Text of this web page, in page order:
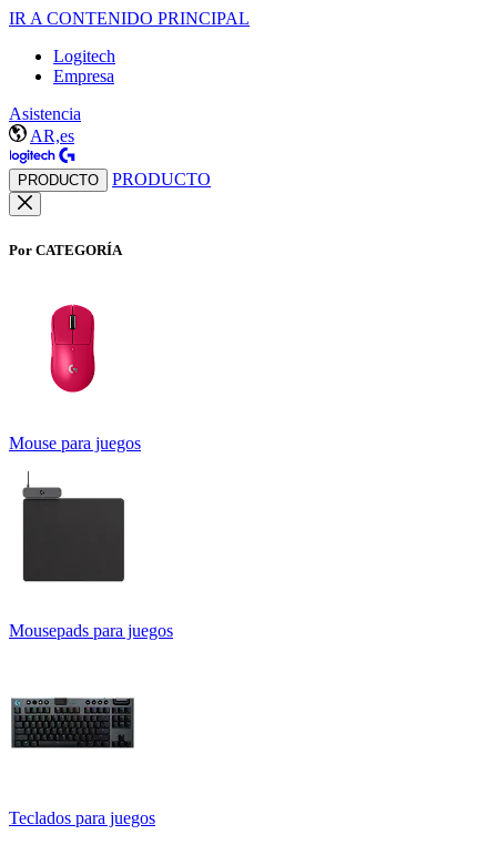
IR A CONTENIDO PRINCIPAL
Logitech
Empresa
Asistencia
AR,es
PRODUCTO PRODUCTO
Por CATEGORÍA
Mouse para juegos
Mousepads para juegos
Teclados para juegos